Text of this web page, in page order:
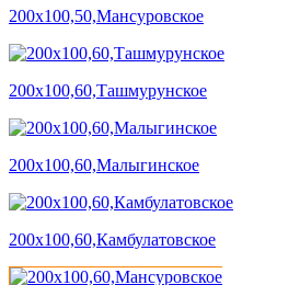
200х100,50,Мансуровское
200х100,60,Ташмурунское
200х100,60,Малыгинское
200х100,60,Камбулатовское